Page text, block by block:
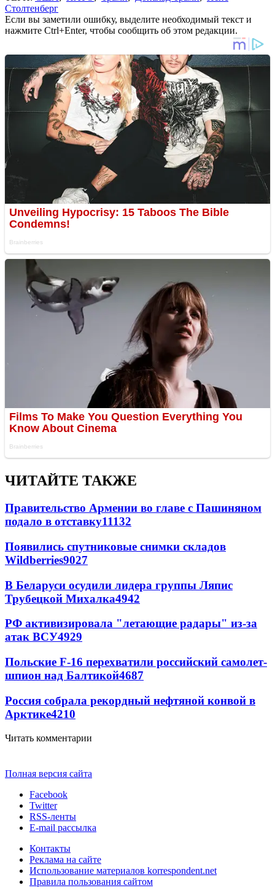
Столтенберг
Если вы заметили ошибку, выделите необходимый текст и
нажмите Ctrl+Enter, чтобы сообщить об этом редакции.
ЧИТАЙТЕ ТАКЖЕ
Правительство Армении во главе с Пашиняном
подало в отставку11132
Появились спутниковые снимки складов
Wildberries9027
В Беларуси осудили лидера группы Ляпис
Трубецкой Михалка4942
РФ активизировала "летающие радары" из-за
атак ВСУ4929
Польские F-16 перехватили российский самолет-
шпион над Балтикой4687
Россия собрала рекордный нефтяной конвой в
Арктике4210
Читать комментарии
Полная версия сайта
Facebook
Twitter
RSS-ленты
E-mail рассылка
Контакты
Реклама на сайте
Использование материалов korrespondent.net
Правила пользования сайтом